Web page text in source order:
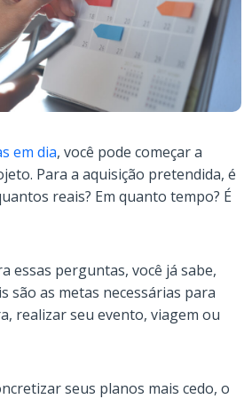
em dia, você pode começar a
Para a aquisição pretendida, é
reais? Em quanto tempo? É
essas perguntas, você já sabe,
são as metas necessárias para
realizar seu evento, viagem ou
seus planos mais cedo, o